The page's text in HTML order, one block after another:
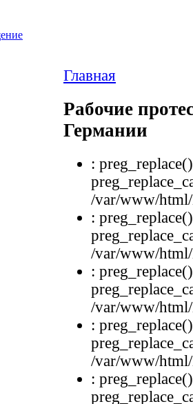
Главная
Рабочие
Германии
:
/var/www/
:
/var/www/
:
/var/www/
:
/var/www/
: